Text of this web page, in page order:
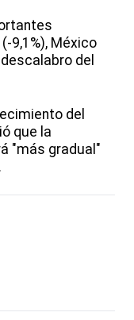
9,1%), México
del
del
que la
"más gradual"